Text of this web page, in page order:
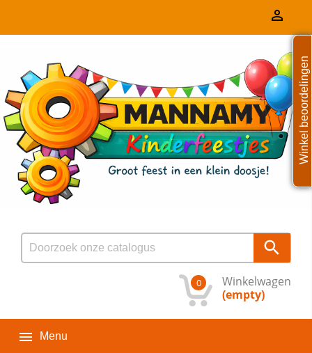


Winkelwagen
0
(empty)
 Menu
Winkel beoordelingen